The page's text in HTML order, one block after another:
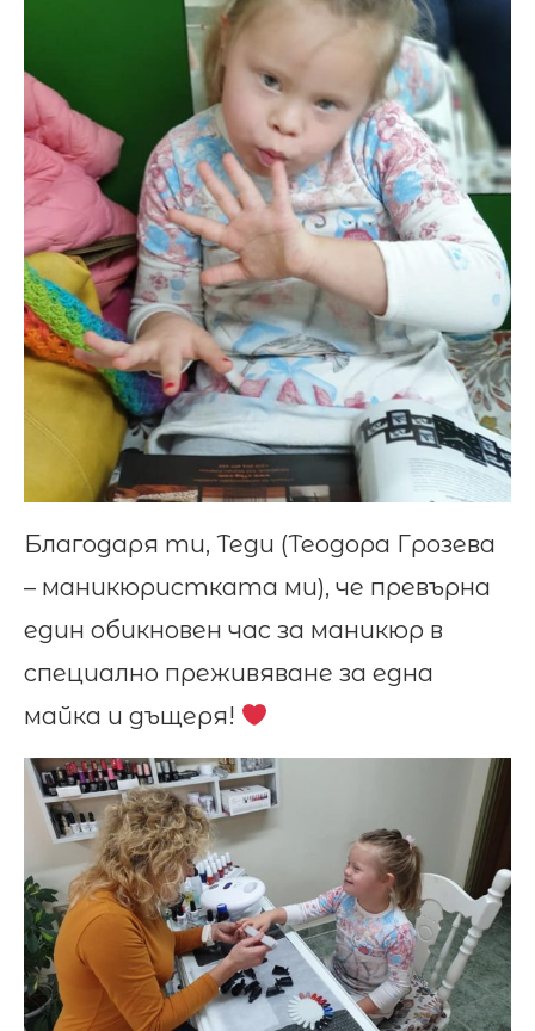
Благодаря ти, Теди (Теодора Грозева
– маникюристката ми), че превърна
един обикновен час за маникюр в
специално преживяване за една
майка и дъщеря!